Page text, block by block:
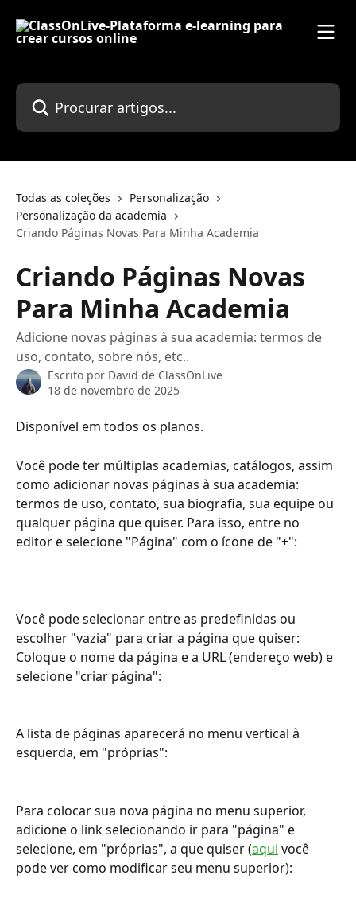
Procurar artigos...
Todas as coleções
Personalização
Personalização da academia
Criando Páginas Novas Para Minha Academia
Criando Páginas Novas
Para Minha Academia
Adicione novas páginas à sua academia: termos de
uso, contato, sobre nós, etc..
Escrito por David de ClassOnLive
18 de novembro de 2025
Disponível em todos os planos.
Você pode ter múltiplas academias, catálogos, assim
como adicionar novas páginas à sua academia:
termos de uso, contato, sua biografia, sua equipe ou
qualquer página que quiser. Para isso, entre no
editor e selecione "Página" com o ícone de "+":
Você pode selecionar entre as predefinidas ou
escolher "vazia" para criar a página que quiser:
Coloque o nome da página e a URL (endereço web) e
selecione "criar página":
A lista de páginas aparecerá no menu vertical à
esquerda, em "próprias":
Para colocar sua nova página no menu superior,
adicione o link selecionando ir para "página" e
selecione, em "próprias", a que quiser (aqui você
pode ver como modificar seu menu superior):